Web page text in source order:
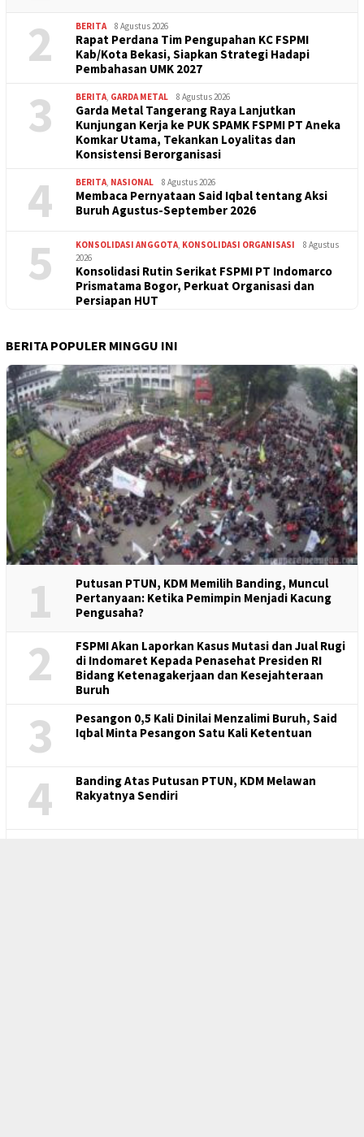
Konsolidasi PUK SPAMK FSPMI PT. SAMI-JF
Bahas Bahaya Omnibus Law
BERITA TERBARU
1 BERITA 8 Agustus 2026
Rakor SPLP FSPMI Bekasi : Perkuat Soliditas dan
Maksimalkan Sekretariat KC FSPMI Bekasi
2 BERITA 8 Agustus 2026
Rapat Perdana Tim Pengupahan KC FSPMI
Kab/Kota Bekasi, Siapkan Strategi Hadapi
Pembahasan UMK 2027
3 BERITA,GARDA METAL 8 Agustus 2026
Garda Metal Tangerang Raya Lanjutkan
Kunjungan Kerja ke PUK SPAMK FSPMI PT Aneka
Komkar Utama, Tekankan Loyalitas dan
Konsistensi Berorganisasi
4 BERITA,NASIONAL 8 Agustus 2026
Membaca Pernyataan Said Iqbal tentang Aksi
Buruh Agustus-September 2026
5 KONSOLIDASI ANGGOTA,KONSOLIDASI ORGANISASI
8 Agustus
2026
Konsolidasi Rutin Serikat FSPMI PT Indomarco
Prismatama Bogor, Perkuat Organisasi dan
BERITA POPULER MINGGU INI